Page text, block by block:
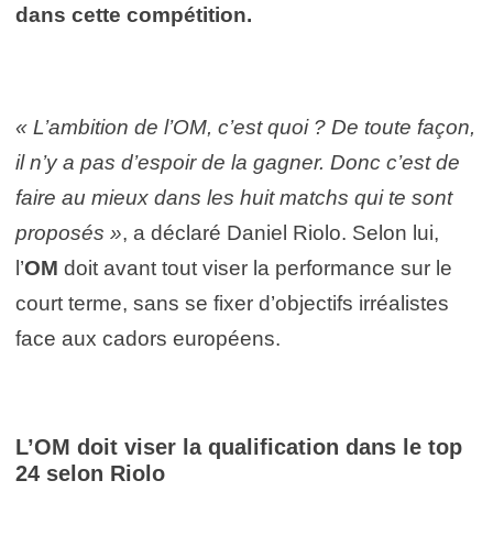
dans cette compétition.
« L’ambition de l’OM, c’est quoi ? De toute façon,
il n’y a pas d’espoir de la gagner. Donc c’est de
faire au mieux dans les huit matchs qui te sont
proposés », a déclaré Daniel Riolo. Selon lui,
l’OM doit avant tout viser la performance sur le
court terme, sans se fixer d’objectifs irréalistes
face aux cadors européens.
L’OM doit viser la qualification dans le top
24 selon Riolo